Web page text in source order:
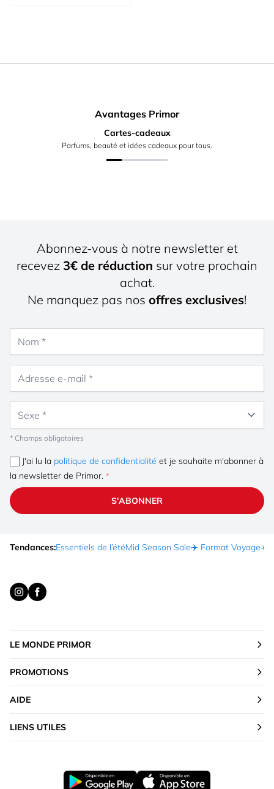
Avantages Primor
Cartes-cadeaux
Parfums, beauté et idées cadeaux pour tous.
Abonnez-vous à notre newsletter et
recevez 3€ de réduction sur votre prochain
achat.
Ne manquez pas nos offres exclusives!
* Champs obligatoires
J'ai lu la politique de confidentialité et je souhaite m'abonner à
la newsletter de Primor.
S'ABONNER
Tendances:Essentiels de l’étéMid Season Sale✈️ Format Voyage☀️
LE MONDE PRIMOR
PROMOTIONS
AIDE
LIENS UTILES